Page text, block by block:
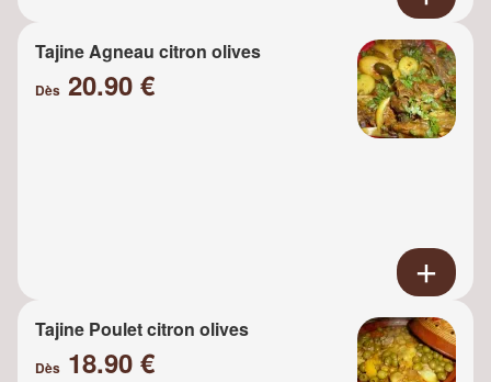
Tajine Agneau citron olives
Dès 20.90 €
Tajine Poulet citron olives
Dès 18.90 €